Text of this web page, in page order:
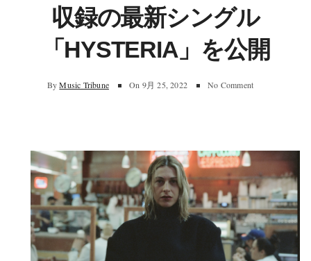
収録の最新シングル
「HYSTERIA」を公開
By Music Tribune On 9月 25, 2022 No Comment